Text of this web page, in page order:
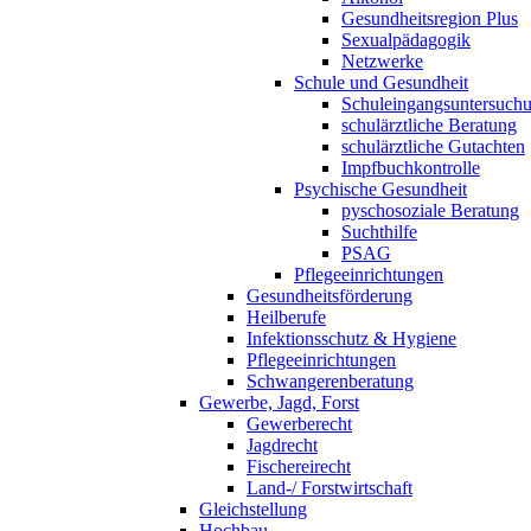
Gesundheitsregion Plus
Sexualpädagogik
Netzwerke
Schule und Gesundheit
schulärztliche Beratung
schulärztliche Gutachten
Impfbuchkontrolle
Psychische Gesundheit
pyschosoziale Beratung
Suchthilfe
PSAG
Pflegeeinrichtungen
Gesundheitsförderung
Heilberufe
Infektionsschutz & Hygiene
Pflegeeinrichtungen
Schwangerenberatung
Gewerbe, Jagd, Forst
Gewerberecht
Jagdrecht
Fischereirecht
Land-/ Forstwirtschaft
Gleichstellung